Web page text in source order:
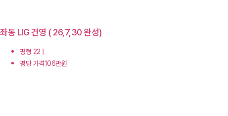
좌동 LIG 건영 ( 26,7,30 완성)
평형 22 |
평당 가격106만원